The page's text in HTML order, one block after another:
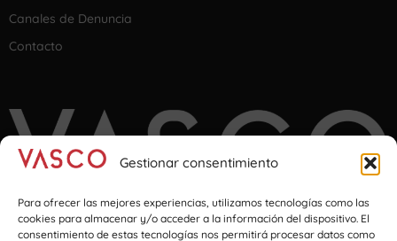
Gestionar consentimiento
Para ofrecer las mejores experiencias, utilizamos tecnologías como las
cookies para almacenar y/o acceder a la información del dispositivo. El
consentimiento de estas tecnologías nos permitirá procesar datos como
Canales de Denuncia
Contacto